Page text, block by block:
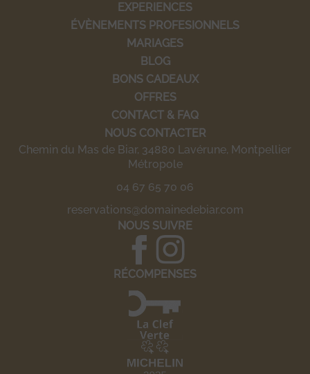
EXPERIENCES
ÉVÈNEMENTS PROFESIONNELS
MARIAGES
BLOG
BONS CADEAUX
OFFRES
CONTACT & FAQ
NOUS CONTACTER
Chemin du Mas de Biar, 34880 Lavérune, Montpellier
Métropole
04 67 65 70 06
reservations@domainedebiar.com
NOUS SUIVRE
RÉCOMPENSES